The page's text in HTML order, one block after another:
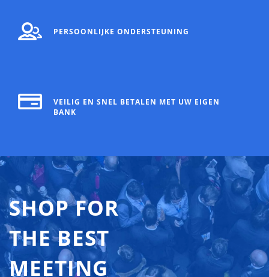
PERSOONLIJKE ONDERSTEUNING
VEILIG EN SNEL BETALEN MET UW EIGEN
BANK
SHOP FOR
THE BEST
MEETING